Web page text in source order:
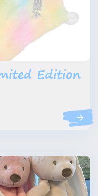
Edition